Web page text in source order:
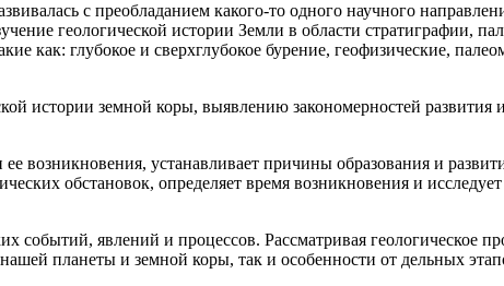
с преобладанием какого-то одного научного
геологической истории Земли в области стратиграфии,
как: глубокое и сверхглубокое бурение, геофизические,
истории земной коры, выявлению закономерностей
возникновения, устанавливает причины образования и
обстановок, определяет время возникновения и
явлений и процессов. Рассматривая геологическое
планеты и земной коры, так и особенности от дельных